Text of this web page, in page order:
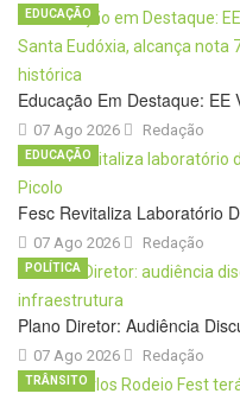
Educação Em Destaque:
07 Ago 2026
EDUCAÇÃO
Redação
Fesc Revitaliza Laboratório
07 Ago 2026
EDUCAÇÃO
Redação
Plano Diretor: Audiência
07 Ago 2026
POLÍTICA
Redação
TRÂNSITO